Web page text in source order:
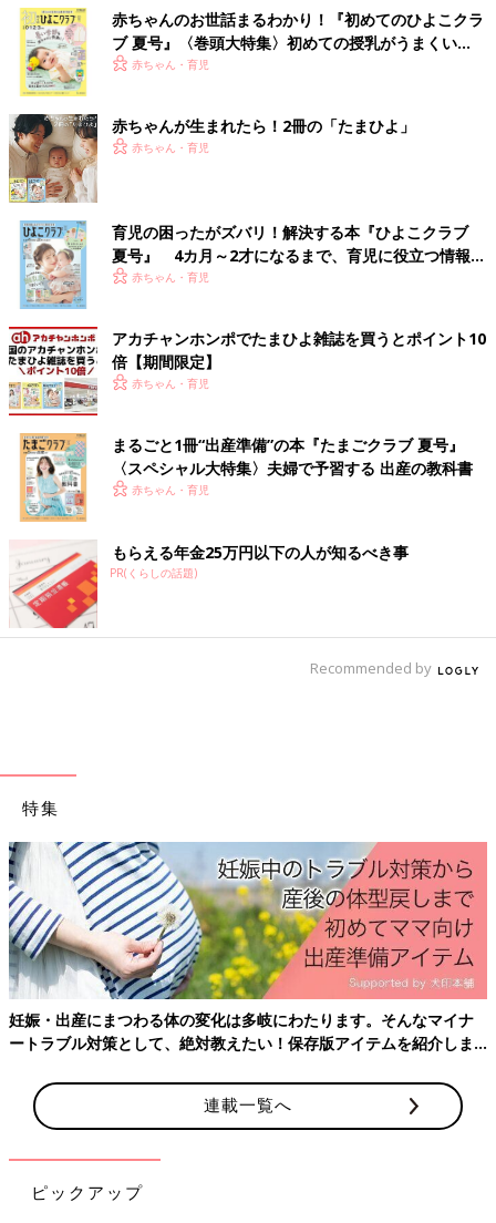
赤ちゃんのお世話まるわかり！『初めてのひよこクラ
ブ 夏号』〈巻頭大特集〉初めての授乳がうまくい
く！ おっぱい・ミルクの基本と夏のトラブル 解決テ
赤ちゃん・育児
赤ちゃんが生まれたら！2冊の「たまひよ」
赤ちゃん・育児
育児の困ったがズバリ！解決する本『ひよこクラブ
夏号』 4カ月～2才になるまで、育児に役立つ情報が
いっぱい！
赤ちゃん・育児
アカチャンホンポでたまひよ雑誌を買うとポイント10
倍【期間限定】
赤ちゃん・育児
まるごと1冊“出産準備”の本『たまごクラブ 夏号』
〈スペシャル大特集〉夫婦で予習する 出産の教科書
赤ちゃん・育児
もらえる年金25万円以下の人が知るべき事
PR(くらしの話題)
Recommended by
特集
妊娠・出産にまつわる体の変化は多岐にわたります。そんなマイナ
ートラブル対策として、絶対教えたい！保存版アイテムを紹介しま
連載一覧へ
ピックアップ